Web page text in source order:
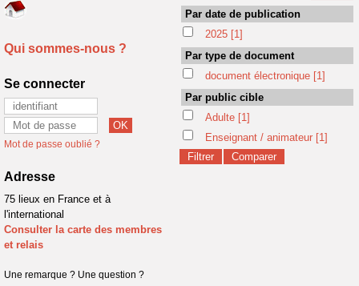
Qui sommes-nous ?
Se connecter
Mot de passe oublié ?
Adresse
75 lieux en France et à
l'international
Consulter la carte des membres
et relais
Une remarque ? Une question ?
Par date de publication
2025 [1]
Par type de document
document électronique [1]
Par public cible
Adulte [1]
Enseignant / animateur [1]